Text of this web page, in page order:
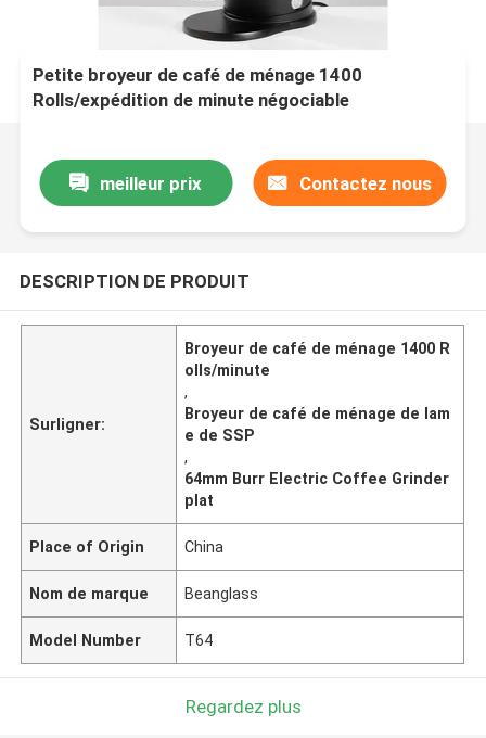
Petite broyeur de café de ménage 1400
Rolls/expédition de minute négociable
meilleur prix Contactez nous
DESCRIPTION DE PRODUIT
Surligner:
Broyeur de café de ménage 1400 R
olls/minute
,
Broyeur de café de ménage de lam
e de SSP
,
64mm Burr Electric Coffee Grinder
plat
Place of Origin China
Nom de marque Beanglass
Model Number T64
Regardez plus